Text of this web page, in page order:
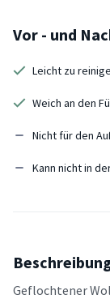
Vor - und
Leicht zu
Weich an den
Nicht für den
Kann nicht in
Geflochtener